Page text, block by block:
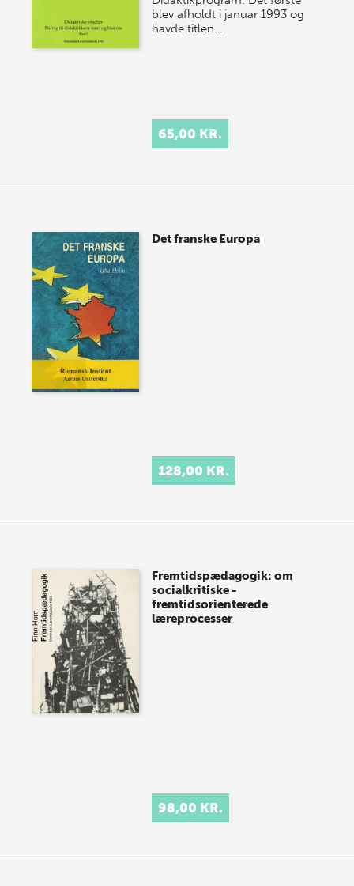
blev afholdt i januar 1993 og
havde titlen…
65,00 KR.
Det franske Europa
128,00 KR.
Fremtidspædagogik: om
socialkritiske -
fremtidsorienterede
læreprocesser
98,00 KR.